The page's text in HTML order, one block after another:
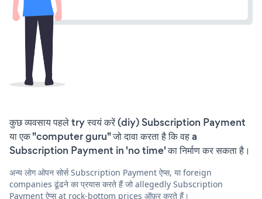
कुछ व्यवसाय पहले try स्वयं करें (diy) Subscription Payment
या एक "computer guru" जो दावा करता है कि वह a
Subscription Payment in 'no time' का निर्माण कर सकता है।
अन्य लोग ओपन सोर्स Subscription Payment ऐप्स, या foreign
companies ढूंढने का प्रयास करते हैं जो allegedly Subscription
Payment ऐप्स at rock-bottom prices ऑफ़र करते हैं।